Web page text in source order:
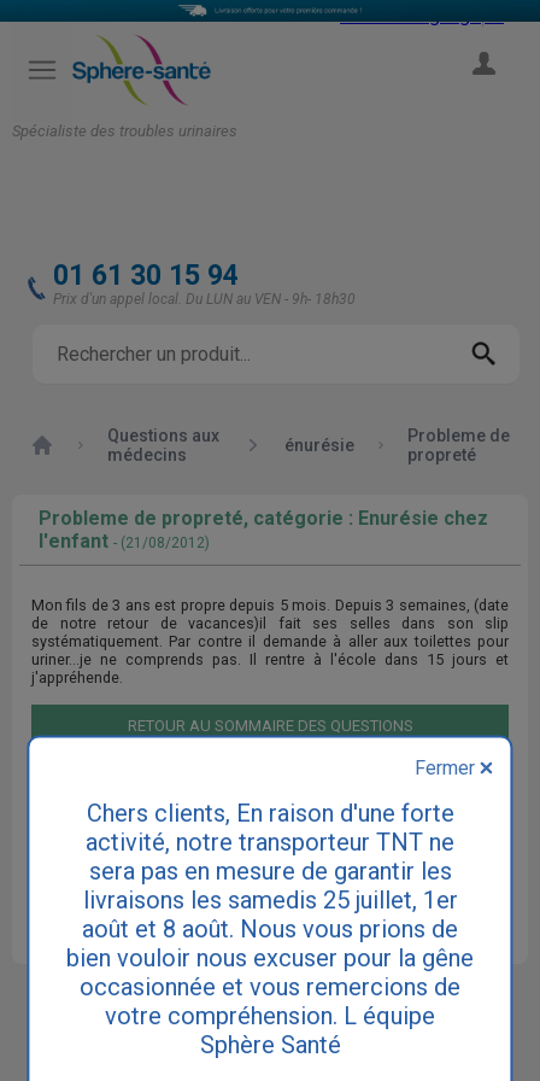
Spécialiste des troubles urinaires
Select Language
01 61 30 15 94
Prix d'un appel local. Du LUN au VEN - 9h- 18h30
Accueil
Questions aux
médecins
énurésie
Probleme de
propreté
Probleme de propreté, catégorie : Enurésie chez
l'enfant - (21/08/2012)
Mon fils de 3 ans est propre depuis 5 mois. Depuis 3 semaines, (date
de notre retour de vacances)il fait ses selles dans son slip
systématiquement. Par contre il demande à aller aux toilettes pour
uriner...je ne comprends pas. Il rentre à l'école dans 15 jours et
j'appréhende.
RETOUR AU SOMMAIRE DES QUESTIONS
Cette réponse ne remplace pas le diagnostic de votre
médecin. Consultez votre médecin traitant ou un médecin
spécialiste urologue ou gynécologue si vous souffrez
d'incontinence.
Sphère Santé est le site N°1 pour
l'incontinence et les fuites urinaires.
Notre philosophie est de vous apporter à la fois
Chers clients, En raison d'une forte
activité, notre transporteur TNT ne
sera pas en mesure de garantir les
livraisons les samedis 25 juillet, 1er
août et 8 août. Nous vous prions de
bien vouloir nous excuser pour la gêne
occasionnée et vous remercions de
votre compréhension. L équipe
Sphère Santé
Fermer